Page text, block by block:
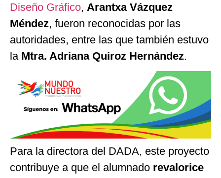
Diseño Gráfico, Arantxa Vázquez
Méndez, fueron reconocidas por las
autoridades, entre las que también estuvo
la Mtra. Adriana Quiroz Hernández.
Para la directora del DADA, este proyecto
contribuye a que el alumnado revalorice